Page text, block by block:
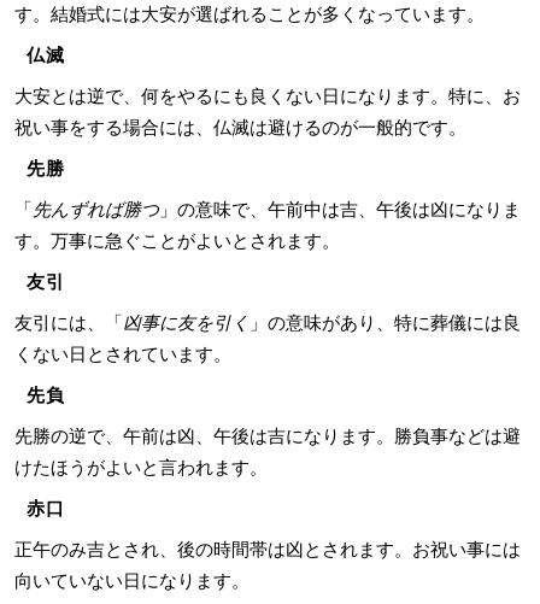
す。結婚式には大安が選ばれることが多くなっています。
仏滅
大安とは逆で、何をやるにも良くない日になります。特に、お
祝い事をする場合には、仏滅は避けるのが一般的です。
先勝
「先んずれば勝つ 」の意味で、午前中は吉、午後は凶になりま
す。万事に急ぐことがよいとされます。
友引
友引には、「凶事に友を引く 」の意味があり、特に葬儀には良
くない日とされています。
先負
先勝の逆で、午前は凶、午後は吉になります。勝負事などは避
けたほうがよいと言われます。
赤口
正午のみ吉とされ、後の時間帯は凶とされます。お祝い事には
向いていない日になります。